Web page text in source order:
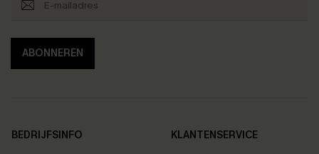
ABONNEREN
BEDRIJFSINFO
KLANTENSERVICE